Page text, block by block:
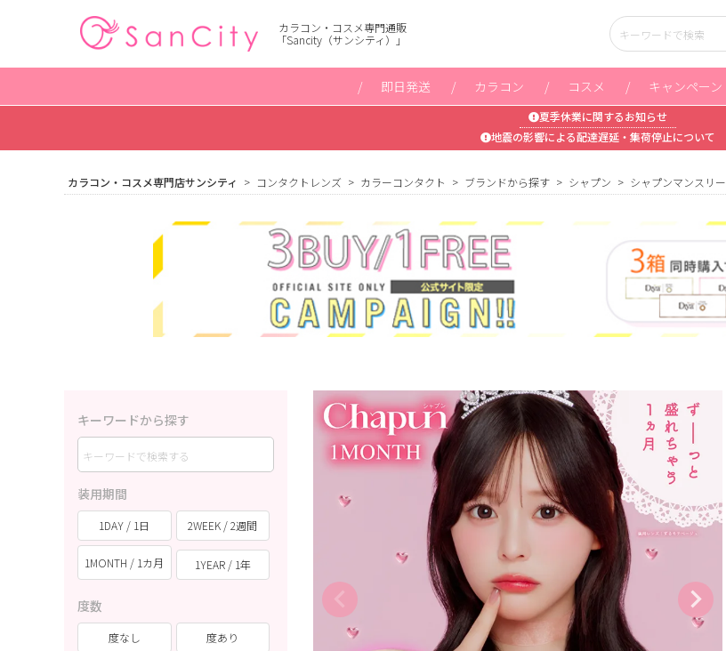
カラコン・コスメ専門通販
「Sancity（サンシティ）」
即日発送 カラコン コスメ キャンペーン
夏季休業に関するお知らせ
地震の影響による配達遅延・集荷停止について
カラコン・コスメ専門店サンシティ コンタクトレンズ カラーコンタクト ブランドから探す シャプン シャプンマンスリー
キーワードから探す
装用期間
1DAY / 1日 2WEEK / 2週間
1MONTH / 1カ月 1YEAR / 1年
度数
度なし 度あり